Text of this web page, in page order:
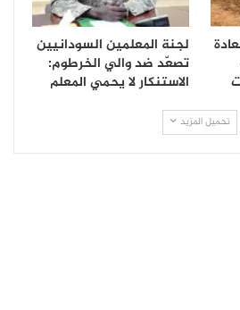
لجنة المعلمين السودانيين
تصعّد ضد والي الخرطوم:
الاستنكار لا يحمي المعلم
تحميل المزيد